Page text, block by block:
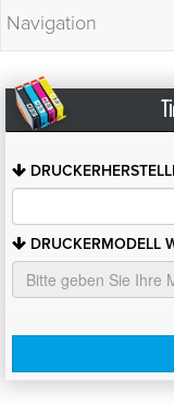
Navigation
DRUCKERMODELL
Bitte geben Sie Ihre